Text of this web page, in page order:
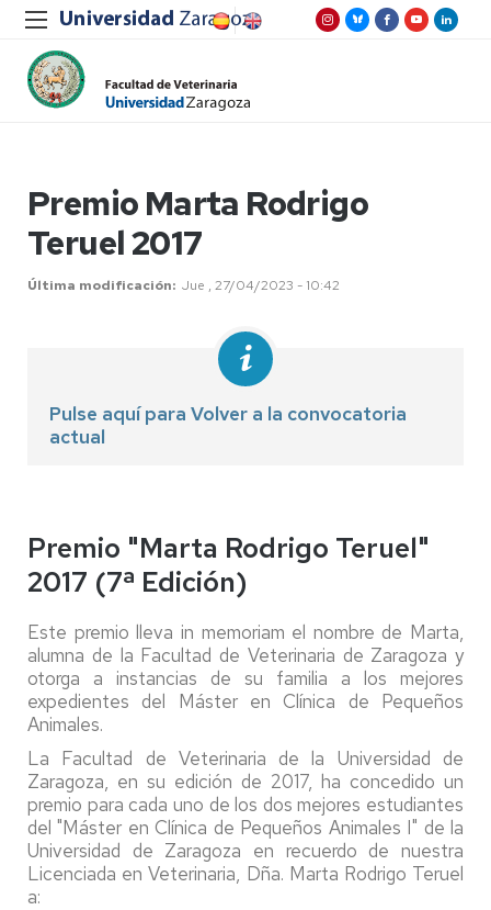
Premio Marta Rodrigo
Teruel 2017
Última modificación Jue , 27/04/2023 - 10:42
Pulse aquí para Volver a la convocatoria
actual
Premio "Marta Rodrigo Teruel"
2017 (7ª Edición)
Este premio lleva in memoriam el nombre de Marta,
alumna de la Facultad de Veterinaria de Zaragoza y
otorga a instancias de su familia a los mejores
expedientes del Máster en Clínica de Pequeños
Animales.
La Facultad de Veterinaria de la Universidad de
Zaragoza, en su edición de 2017, ha concedido un
premio para cada uno de los dos mejores estudiantes
del "Máster en Clínica de Pequeños Animales I" de la
Universidad de Zaragoza en recuerdo de nuestra
Licenciada en Veterinaria, Dña. Marta Rodrigo Teruel
a: